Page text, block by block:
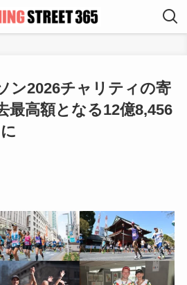
ン2026チャリティの寄
最高額となる12億8,456